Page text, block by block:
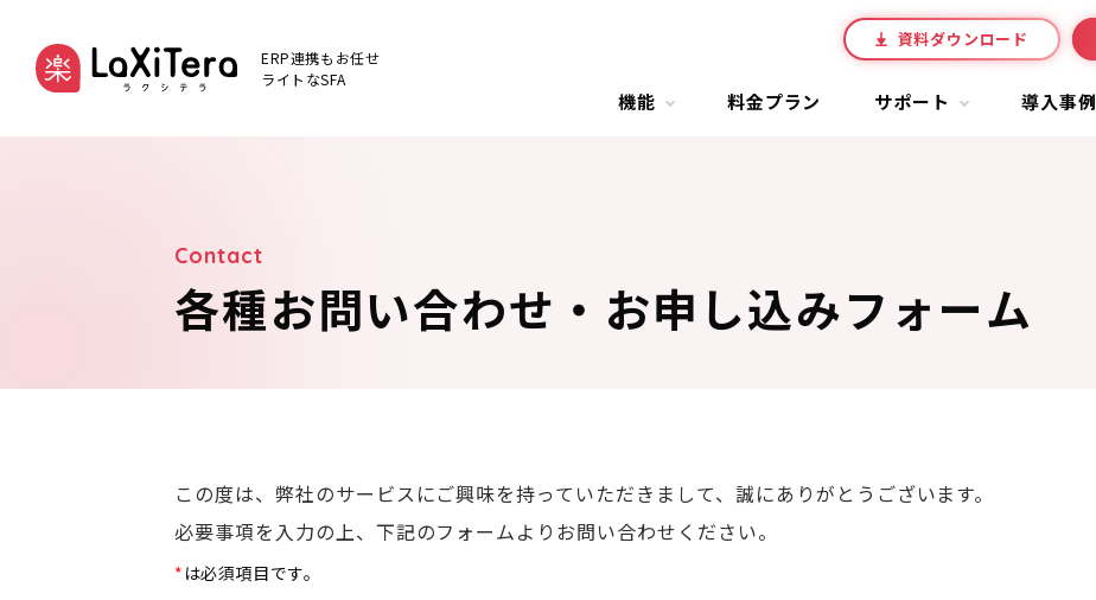
ERP連携もお任せ
ライトなSFA
資料ダウンロード
機能 料金プラン サポート 導入事例
各種お問い合わせ・お申し込みフォーム
この度は、弊社のサービスにご興味を持っていただきまして、誠にありがとうございます。
必要事項を入力の上、下記のフォームよりお問い合わせください。
* は必須項目です。